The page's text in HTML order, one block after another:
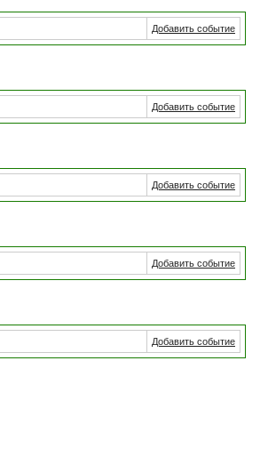
Добавить событие
Добавить событие
Добавить событие
Добавить событие
Добавить событие